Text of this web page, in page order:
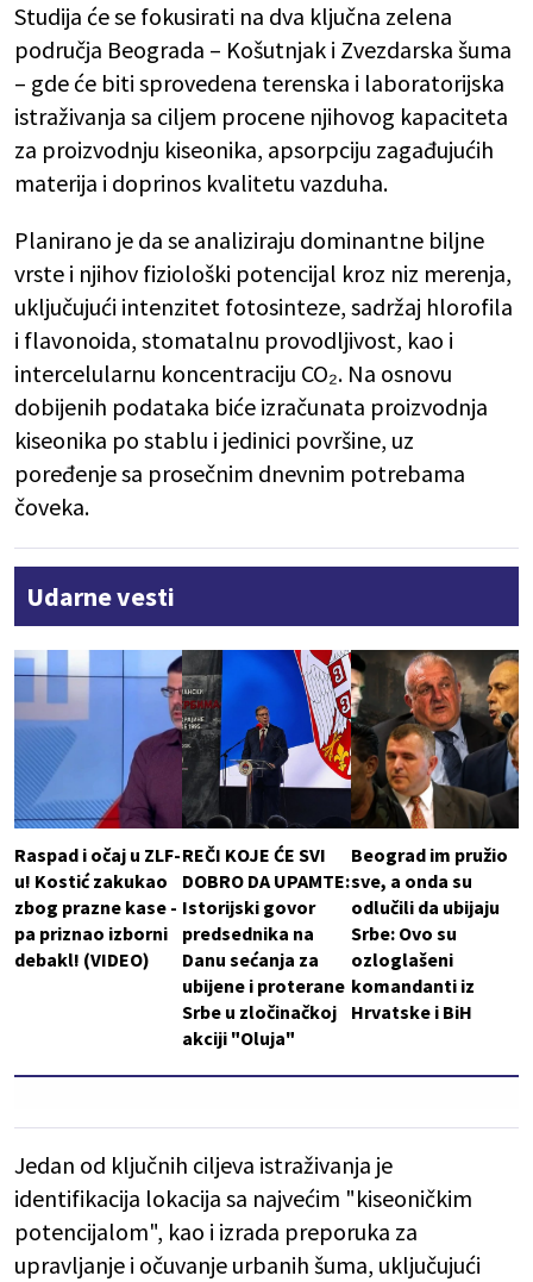
Studija će se fokusirati na dva ključna zelena
područja Beograda – Košutnjak i Zvezdarska šuma
– gde će biti sprovedena terenska i laboratorijska
istraživanja sa ciljem procene njihovog kapaciteta
za proizvodnju kiseonika, apsorpciju zagađujućih
materija i doprinos kvalitetu vazduha.
Planirano je da se analiziraju dominantne biljne
vrste i njihov fiziološki potencijal kroz niz merenja,
uključujući intenzitet fotosinteze, sadržaj hlorofila
i flavonoida, stomatalnu provodljivost, kao i
intercelularnu koncentraciju CO₂. Na osnovu
dobijenih podataka biće izračunata proizvodnja
kiseonika po stablu i jedinici površine, uz
poređenje sa prosečnim dnevnim potrebama
čoveka.
Udarne vesti
Raspad i očaj u ZLF-
u! Kostić zakukao
zbog prazne kase -
pa priznao izborni
debakl! (VIDEO)
REČI KOJE ĆE SVI
DOBRO DA UPAMTE:
Istorijski govor
predsednika na
Danu sećanja za
ubijene i proterane
Srbe u zločinačkoj
akciji "Oluja"
Beograd im pružio
sve, a onda su
odlučili da ubijaju
Srbe: Ovo su
ozloglašeni
komandanti iz
Hrvatske i BiH
Jedan od ključnih ciljeva istraživanja je
identifikacija lokacija sa najvećim "kiseoničkim
potencijalom", kao i izrada preporuka za
upravljanje i očuvanje urbanih šuma, uključujući